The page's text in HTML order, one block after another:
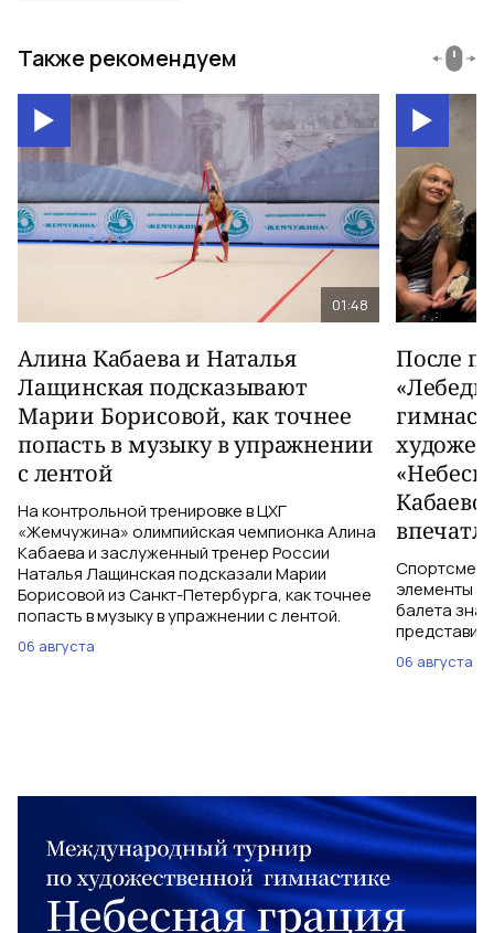
Также рекомендуем
01:48
Алина Кабаева и Наталья
Лащинская подсказывают
Марии Борисовой, как точнее
попасть в музыку в упражнении
с лентой
На контрольной тренировке в ЦХГ
«Жемчужина» олимпийская чемпионка Алина
Кабаева и заслуженный тренер России
Наталья Лащинская подсказали Марии
Борисовой из Санкт-Петербурга, как точнее
попасть в музыку в упражнении с лентой.
06 августа
После
элементы
балета
06 августа